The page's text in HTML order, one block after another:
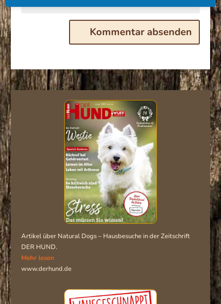
Artikel über Natural Dogs – Hausbesuche in der Zeitschrift
DER HUND.
Mehr lesen
www.derhund.de